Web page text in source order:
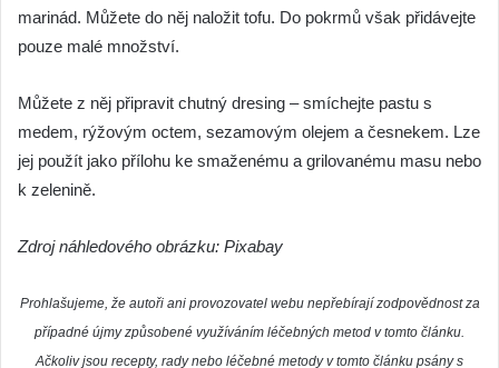
marinád. Můžete do něj naložit tofu. Do pokrmů však přidávejte
pouze malé množství.
Můžete z něj připravit chutný dresing – smíchejte pastu s
medem, rýžovým octem, sezamovým olejem a česnekem. Lze
jej použít jako přílohu ke smaženému a grilovanému masu nebo
k zelenině.
Zdroj náhledového obrázku: Pixabay
Prohlašujeme, že autoři ani provozovatel webu nepřebírají zodpovědnost za
případné újmy způsobené využíváním léčebných metod v tomto článku.
Ačkoliv jsou recepty, rady nebo léčebné metody v tomto článku psány s